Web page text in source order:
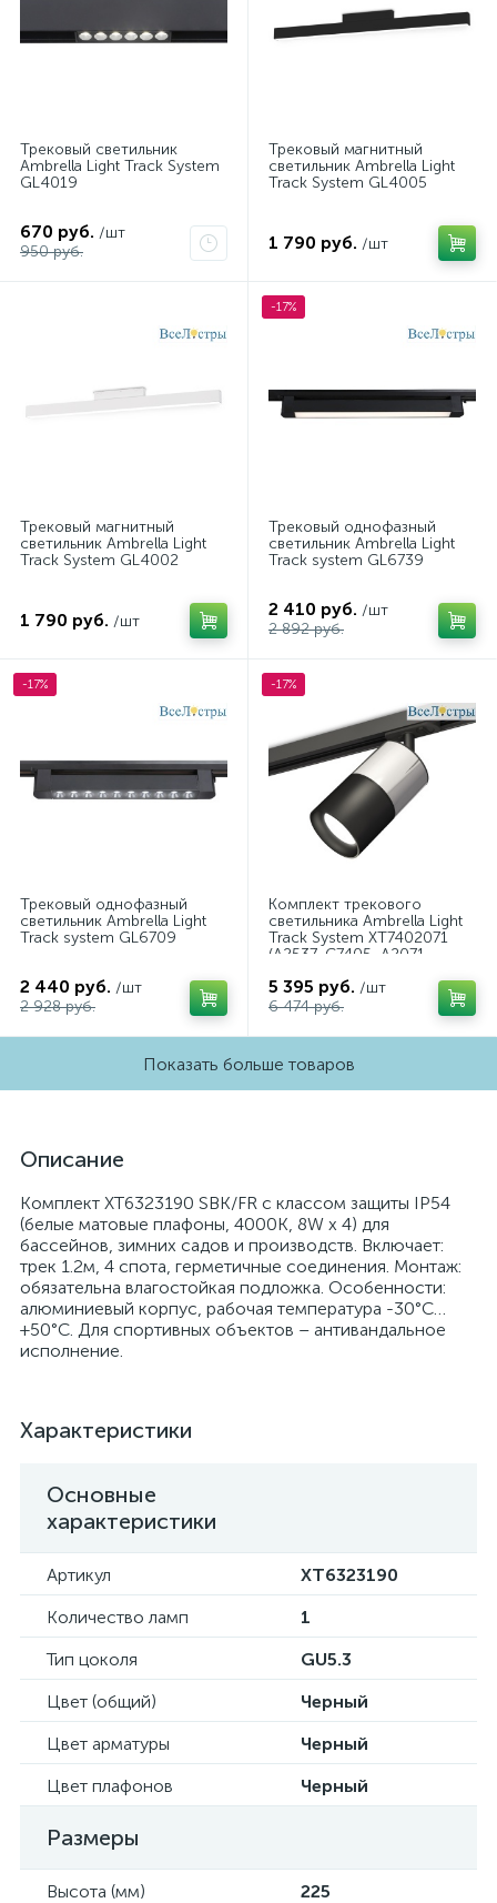
Трековый светильник
Ambrella Light Track System
GL4019
670 руб. /шт
950 руб.
Трековый магнитный
светильник Ambrella Light
Track System GL4005
1 790 руб. /шт
Трековый магнитный
светильник Ambrella Light
Track System GL4002
1 790 руб. /шт
-17%
Трековый однофазный
светильник Ambrella Light
Track system GL6739
2 410 руб. /шт
2 892 руб.
-17%
Трековый однофазный
светильник Ambrella Light
Track system GL6709
2 440 руб. /шт
2 928 руб.
-17%
Комплект трекового
светильника Ambrella Light
Track System XT7402071
(A2537, C7405, A2071,
5 395 руб. /шт
6 474 руб.
Показать больше товаров
Описание
Комплект XT6323190 SBK/FR с классом защиты IP54
(белые матовые плафоны, 4000K, 8W x 4) для
бассейнов, зимних садов и производств. Включает:
трек 1.2м, 4 спота, герметичные соединения. Монтаж:
обязательна влагостойкая подложка. Особенности:
алюминиевый корпус, рабочая температура -30°C…
+50°C. Для спортивных объектов – антивандальное
исполнение.
Характеристики
Основные
характеристики
Артикул
XT6323190
Количество ламп
1
Тип цоколя
GU5.3
Цвет (общий)
Черный
Цвет арматуры
Черный
Цвет плафонов
Черный
Размеры
Высота (мм)
225